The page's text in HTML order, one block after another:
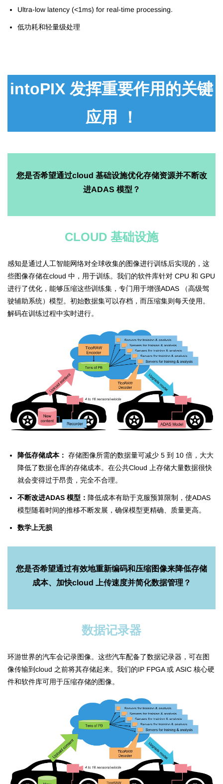
Ultra-low latency (<1ms) for real-time processing.
低功耗和轻量级处理
intoPIX 发挥重要作用的关键
应用
！
您是否希望通过cloud 基础设施优化存储资源并不断改
进ADAS 模型？
CLOUD 基础设施
感知是通过人工智能网络对全球收集的图像进行训练后实现的，这
些图像存储在cloud 中，用于训练。我们的软件库针对 CPU 和 GPU
进行了优化，能够压缩这些训练集，专门用于增强ADAS （高级驾
驶辅助系统）模型。初始数据集可以存档，而压缩集则每天使用。
解码在训练过程中实时进行。
降低存储成本： 存储图像所需的数据量可减少 5 到 10 倍，大大
降低了数据仓库的存储成本。在公共Cloud 上存储大量数据很快
就会变得过于昂贵，完全不合理。
不断改进ADAS 模型： 降低成本有助于克服预算限制，使ADAS
模型随着时间的推移不断发展，确保模型更精确、质量更高。
数学上无损
您是否希望通过有效地重新编码和压缩图像来降低存储
成本、加快cloud 上传速度并简化数据管理？
数据记录器
环游世界的汽车会记录图像。这些汽车配备了数据记录器，可在图
像传输到cloud 之前将其存储起来。我们的IP FPGA 或 ASIC 核心硬
件和软件库可用于压缩存储的图像。